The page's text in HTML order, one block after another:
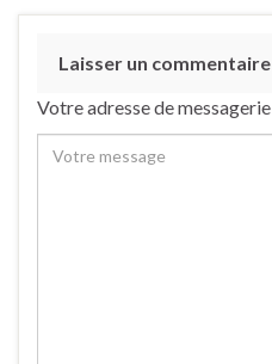
Laisser un commentaire
Votre adresse de